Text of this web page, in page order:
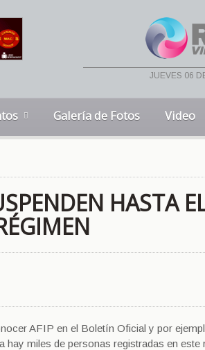
jueves 06
Galería de Fotos Video
HASTA
AFIP en el Boletín Oficial y por
hay miles de personas registradas en este